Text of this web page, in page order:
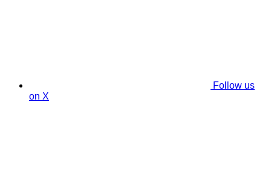
Follow us
on X